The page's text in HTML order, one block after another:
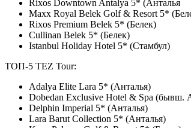
Rixos Downtown Antalya 5* (Анталья
Maxx Royal Belek Golf & Resort 5*
Rixos Premium Belek 5* (Белек)
Cullinan Belek 5* (Белек)
Istanbul Holiday Hotel 5* (Стамбул)
ТОП-5 TEZ Tour:
Adalya Elite Lara 5* (Анталья)
Dobedan Exclusive Hotel & Spa (бывш.
Delphin Imperial 5* (Анталья)
Lara Barut Collection 5* (Анталья)